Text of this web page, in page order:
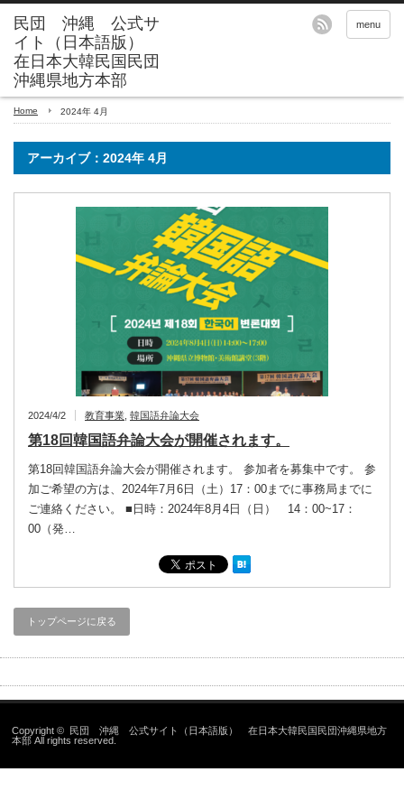
menu
Home 2024年 4月
アーカイブ：2024年 4月
2024/4/2 教育事業 韓国語弁論大会
第18回韓国語弁論大会が開催されます。
第18回韓国語弁論大会が開催されます。 参加者を募集中です。 参
加ご希望の方は、2024年7月6日（土）17：00までに事務局までに
ご連絡ください。 ■日時：2024年8月4日（日） 14：00~17：
00（発…
トップページに戻る
Copyright © 民団 沖縄 公式サイト（日本語版） 在日本大韓民国民団沖縄県地方
本部 All rights reserved.